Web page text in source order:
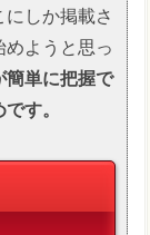
しか掲載さ
ようと思っ
簡単に把握で
す。